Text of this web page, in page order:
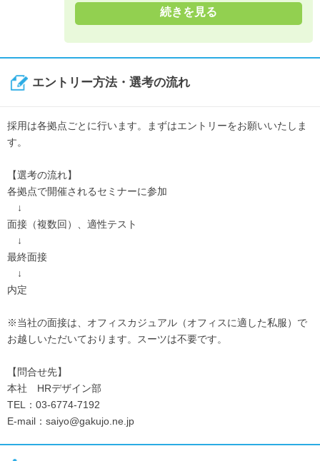
続きを見る
エントリー方法・選考の流れ
採用は各拠点ごとに行います。まずはエントリーをお願いいたしま
す。
【選考の流れ】
各拠点で開催されるセミナーに参加
↓
面接（複数回）、適性テスト
↓
最終面接
↓
内定
※当社の面接は、オフィスカジュアル（オフィスに適した私服）で
お越しいただいております。スーツは不要です。
【問合せ先】
本社 HRデザイン部
TEL：03-6774-7192
E-mail：saiyo@gakujo.ne.jp